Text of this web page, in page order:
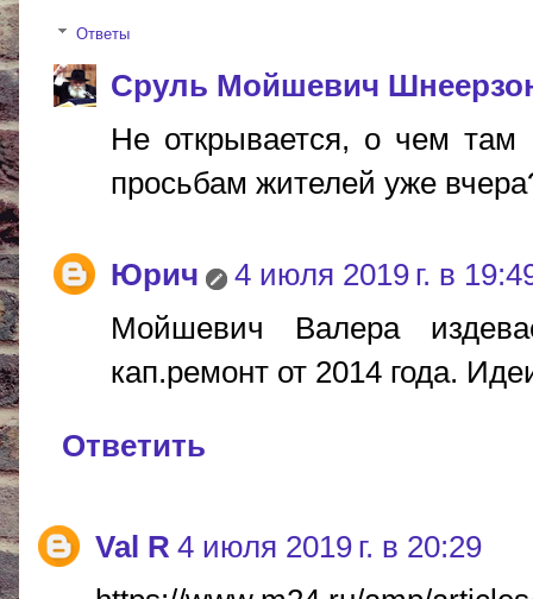
Ответы
Сруль Мойшевич
Не открывается, о чем там
просьбам жителей уже
Юрич
4 июля 2019 г. в
Мойшевич Валера
кап.ремонт от 2014 года.
Ответить
Val R 4 июля 2019 г. в 20:29